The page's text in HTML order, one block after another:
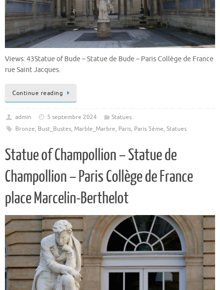
Views: 43Statue of Bude – Statue de Bude – Paris Collège de France
rue Saint Jacques.
Continue reading
admin 5 septembre 2024
Statues
Bronze, Bust_Bustes, Marble_Marbre, Paris, Paris 5ème, Statues
Statue of Champollion – Statue de
Champollion – Paris Collège de France
place Marcelin-Berthelot